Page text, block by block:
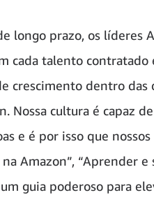
longo prazo, os líderes
cada talento contratado
crescimento dentro
Nossa cultura é capaz
e é por isso que
Amazon”, “Aprender
guia poderoso para